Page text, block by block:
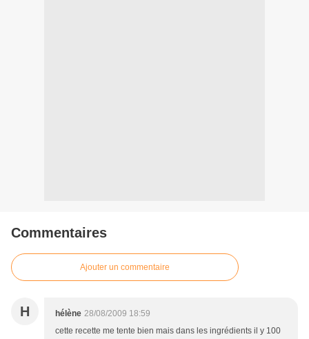
Commentaires
Ajouter un commentaire
H hélène 28/08/2009 18:59
cette recette me tente bien mais dans les ingrédients il y 100